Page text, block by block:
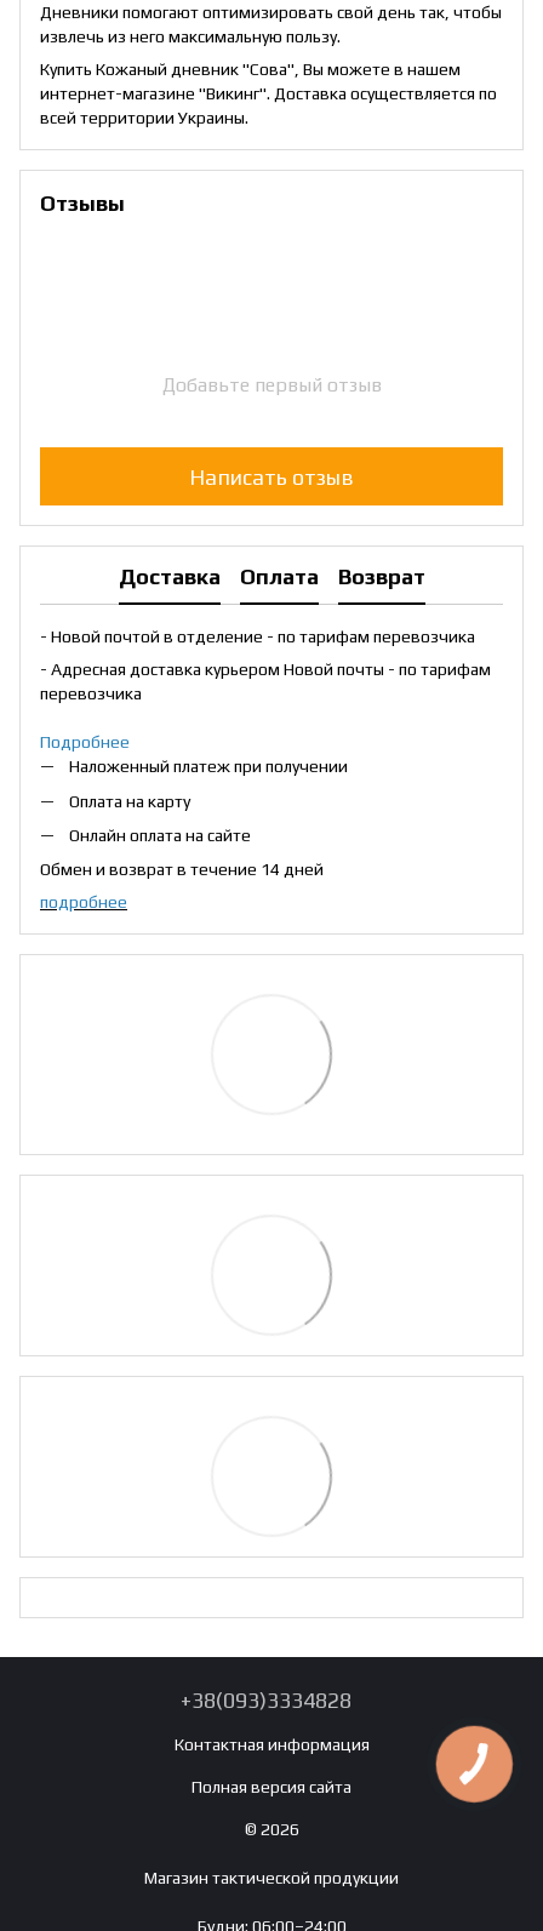
Дневники помогают оптимизировать свой день так, чтобы
извлечь из него максимальную пользу.
Купить Кожаный дневник "Сова", Вы можете в нашем
интернет-магазине "Викинг". Доставка осуществляется по
всей территории Украины.
Отзывы
Добавьте первый отзыв
Написать отзыв
Доставка Оплата Возврат
- Новой почтой в отделение - по тарифам перевозчика
- Адресная доставка курьером Новой почты - по тарифам
перевозчика
Подробнее
Наложенный платеж при получении
Оплата на карту
Онлайн оплата на сайте
Обмен и возврат в течение 14 дней
подробнее
+38(093)3334828
Контактная информация
Полная версия сайта
© 2026
Магазин тактической продукции
Будни: 06:00–24:00